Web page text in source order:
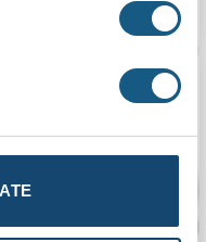
ADAUGĂ ÎN COȘ